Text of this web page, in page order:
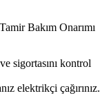
Bakım Onarımı
sigortasını kontrol
elektrikçi çağırınız.